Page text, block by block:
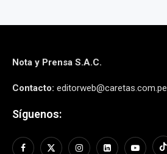
Nota y Prensa S.A.C.
Contacto: editorweb@caretas.com.pe
Síguenos: